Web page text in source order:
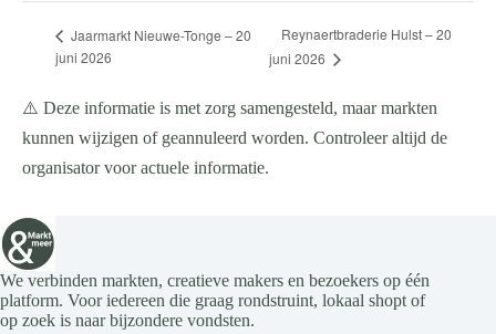
Jaarmarkt Nieuwe-Tonge – 20
juni 2026
Reynaertbraderie Hulst – 20
juni 2026
⚠️ Deze informatie is met zorg samengesteld, maar markten
kunnen wijzigen of geannuleerd worden. Controleer altijd de
organisator voor actuele informatie.
We verbinden markten, creatieve makers en bezoekers op één
platform. Voor iedereen die graag rondstruint, lokaal shopt of
op zoek is naar bijzondere vondsten.